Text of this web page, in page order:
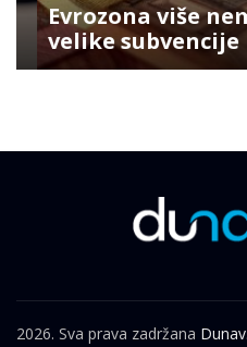
Evrozona više
velike subvencije
2026. Sva prava zadržana Dunav.